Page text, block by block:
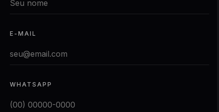
E-MAIL
WHATSAPP